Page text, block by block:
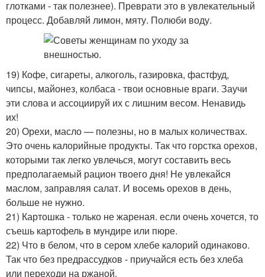
глотками - так полезнее). Преврати это в увлекательный
процесс. Добавляй лимон, мяту. Полюби воду.
19) Кофе, сигареты, алкоголь, газировка, фастфуд,
чипсы, майонез, колбаса - твои основные враги. Заучи
эти слова и ассоциируй их с лишним весом. Ненавидь
их!
20) Орехи, масло — полезны, но в малых количествах.
Это очень калорийные продукты. Так что горстка орехов,
которыми так легко увлечься, могут составить весь
предполагаемый рацион твоего дня! Не увлекайся
маслом, заправляя салат. И восемь орехов в день,
больше не нужно.
21) Картошка - только не жареная. если очень хочется, то
съешь картофель в мундире или пюре.
22) Что в белом, что в сером хлебе калорий одинаково.
Так что без предрассудков - приучайся есть без хлеба
или переходи на ржаной.